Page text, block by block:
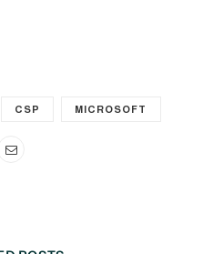
CSP MICROSOFT